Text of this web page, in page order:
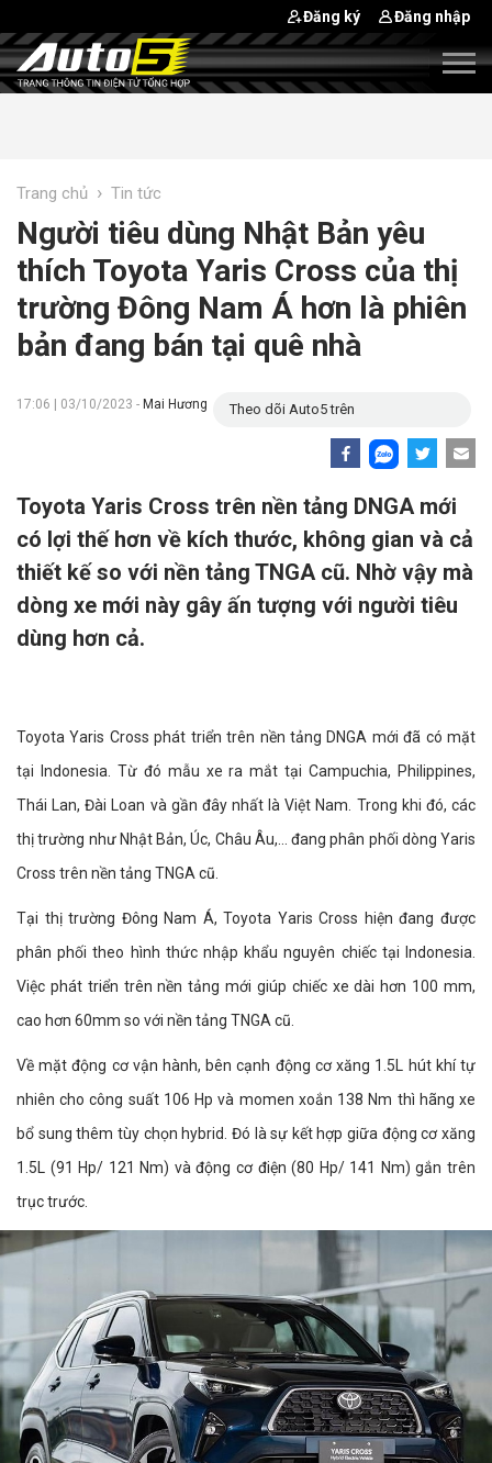
Đăng ký Đăng nhập
Trang chủ › Tin tức
Người tiêu dùng Nhật Bản yêu
thích Toyota Yaris Cross của thị
trường Đông Nam Á hơn là phiên
bản đang bán tại quê nhà
17:06 | 03/10/2023 - Mai Hương Theo dõi Auto5 trên
Toyota Yaris Cross trên nền tảng DNGA mới
có lợi thế hơn về kích thước, không gian và cả
thiết kế so với nền tảng TNGA cũ. Nhờ vậy mà
dòng xe mới này gây ấn tượng với người tiêu
dùng hơn cả.
Toyota Yaris Cross phát triển trên nền tảng DNGA mới đã có mặt
tại Indonesia. Từ đó mẫu xe ra mắt tại Campuchia, Philippines,
Thái Lan, Đài Loan và gần đây nhất là Việt Nam. Trong khi đó, các
thị trường như Nhật Bản, Úc, Châu Âu,... đang phân phối dòng Yaris
Cross trên nền tảng TNGA cũ.
Tại thị trường Đông Nam Á, Toyota Yaris Cross hiện đang được
phân phối theo hình thức nhập khẩu nguyên chiếc tại Indonesia.
Việc phát triển trên nền tảng mới giúp chiếc xe dài hơn 100 mm,
cao hơn 60mm so với nền tảng TNGA cũ.
Về mặt động cơ vận hành, bên cạnh động cơ xăng 1.5L hút khí tự
nhiên cho công suất 106 Hp và momen xoắn 138 Nm thì hãng xe
bổ sung thêm tùy chọn hybrid. Đó là sự kết hợp giữa động cơ xăng
1.5L (91 Hp/ 121 Nm) và động cơ điện (80 Hp/ 141 Nm) gắn trên
trục trước.